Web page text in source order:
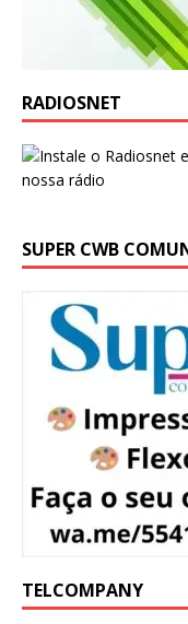
RADIOSNET
SUPER CWB
TELCOMPANY